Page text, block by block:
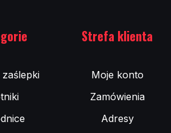
Strefa klienta
Moje konto
Zamówienia
Adresy